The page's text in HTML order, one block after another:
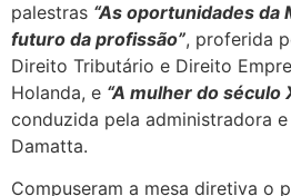
palestras “As oportunidades da
futuro da profissão”, proferida
Direito Tributário e Direito
Holanda, e “A mulher do século
conduzida pela administradora
Damatta.
Compuseram a mesa diretiva o